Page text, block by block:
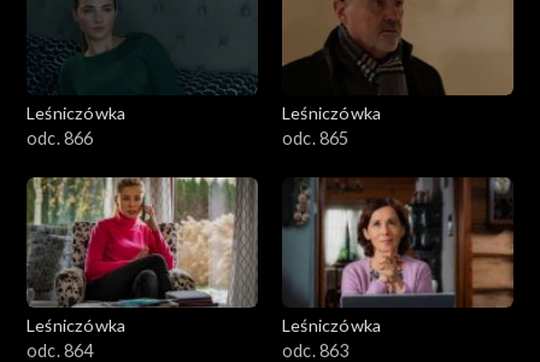
Leśniczówka
odc. 866
Leśniczówka
odc. 865
Leśniczówka
odc. 864
Leśniczówka
odc. 863